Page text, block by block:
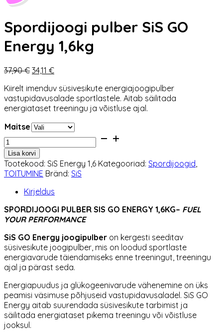
Spordijoogi pulber SiS GO
Energy 1,6kg
37,90€ Algne
oli:
37,90 €.
34,11 €Praegune
on:
34,11 €.
Kiirelt imenduv süsivesikute energiajoogipulber
vastupidavusalade sportlastele. Aitab säilitada
energiataset treeningu ja võistluse ajal.
Maitse
Spordijoogi
pulber
SiS
GO
Energy
kogus
Lisa korvi
Tootekood: SiS Energy 1,6 Kategooriad: Spordijoogid,
TOITUMINE Bränd: SiS
Kirjeldus
SPORDIJOOGI PULBER SIS GO ENERGY 1,6KG– FUEL
YOUR PERFORMANCE
SiS GO Energy joogipulber on kergesti seeditav
süsivesikute joogipulber, mis on loodud sportlaste
energiavarude täiendamiseks enne treeningut, treeningu
ajal ja pärast seda.
Energiapuudus ja glükogeenivarude vähenemine on üks
peamisi väsimuse põhjuseid vastupidavusaladel. SiS GO
Energy aitab suurendada süsivesikute tarbimist ja
säilitada energiataset pikema treeningu või võistluse
jooksul.